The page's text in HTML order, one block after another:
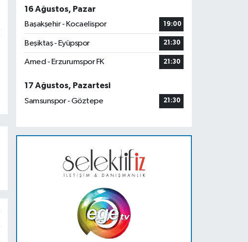
16 Ağustos, Pazar
Başakşehir - Kocaelispor
19:00
Beşiktaş - Eyüpspor 21:30
Amed - Erzurumspor FK 21:30
17 Ağustos, Pazartesi
Samsunspor - Göztepe
21:30